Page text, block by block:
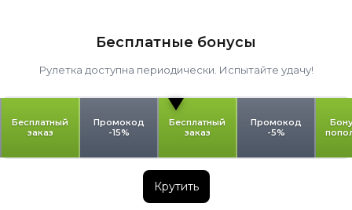
Бесплатные бонусы
Рулетка доступна периодически. Испытайте удачу!
Бесплатный
заказ
Промокод
-15%
Бесплатный
заказ
Промокод
-5%
Крутить